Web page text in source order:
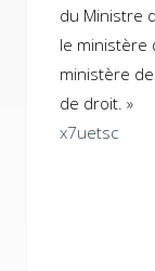
du Ministre
le ministère
ministère de
de droit. »
x7uetsc